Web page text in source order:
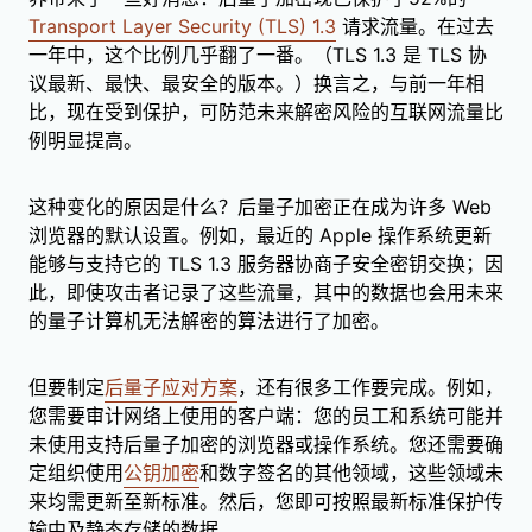
Transport Layer Security (TLS) 1.3 请求流量。在过去
一年中，这个比例几乎翻了一番。（TLS 1.3 是 TLS 协
议最新、最快、最安全的版本。）换言之，与前一年相
比，现在受到保护，可防范未来解密风险的互联网流量比
例明显提高。
这种变化的原因是什么？后量子加密正在成为许多 Web
浏览器的默认设置。例如，最近的 Apple 操作系统更新
能够与支持它的 TLS 1.3 服务器协商子安全密钥交换；因
此，即使攻击者记录了这些流量，其中的数据也会用未来
的量子计算机无法解密的算法进行了加密。
但要制定后量子应对方案，还有很多工作要完成。例如，
您需要审计网络上使用的客户端：您的员工和系统可能并
未使用支持后量子加密的浏览器或操作系统。您还需要确
定组织使用公钥加密和数字签名的其他领域，这些领域未
来均需更新至新标准。然后，您即可按照最新标准保护传